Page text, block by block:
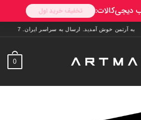
به آرتمن خوش آمدید. ارسال به سراسر ایران. 7 روز فرصت تست در منزل. 1 سال خدمات پس از فروش.
0